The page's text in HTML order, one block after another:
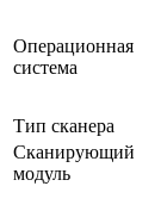
Операционная
система
Тип сканера
Сканирующий
модуль